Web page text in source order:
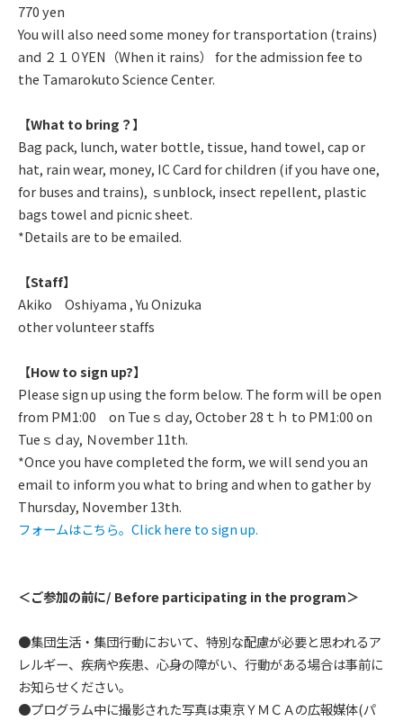
770 yen
You will also need some money for transportation (trains)
and ２１０YEN（When it rains） for the admission fee to
the Tamarokuto Science Center.
【What to bring？】
Bag pack, lunch, water bottle, tissue, hand towel, cap or
hat, rain wear, money, IC Card for children (if you have one,
for buses and trains), ｓunblock, insect repellent, plastic
bags towel and picnic sheet.
*Details are to be emailed.
【Staff】
Akiko Oshiyama , Yu Onizuka
other volunteer staffs
【How to sign up?】
Please sign up using the form below. The form will be open
from PM1:00 on Tueｓｄay, October 28ｔｈ to PM1:00 on
Tueｓｄay, Ｎovember 11th.
*Once you have completed the form, we will send you an
email to inform you what to bring and when to gather by
Thursday, November 13th.
フォームはこちら。Click here to sign up.
＜ご参加の前に/ Before participating in the program＞
●集団生活・集団行動において、特別な配慮が必要と思われるア
レルギー、疾病や疾患、心身の障がい、行動がある場合は事前に
お知らせください。
●プログラム中に撮影された写真は東京ＹＭＣＡの広報媒体(パ